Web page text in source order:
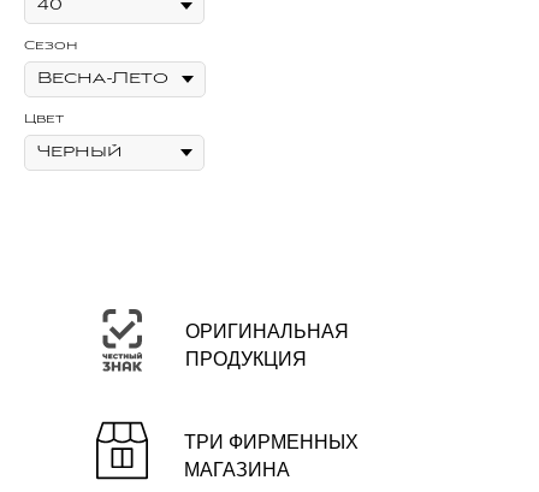
Сезон
Цвет
ОРИГИНАЛЬНАЯ
ПРОДУКЦИЯ
ТРИ ФИРМЕННЫХ
МАГАЗИНА